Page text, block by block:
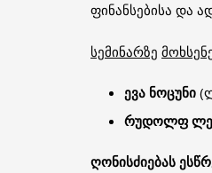
ფინანსებისა და
სემინარზე
ევა ნოცუნი
რუდოლფ
ღონისძიებას